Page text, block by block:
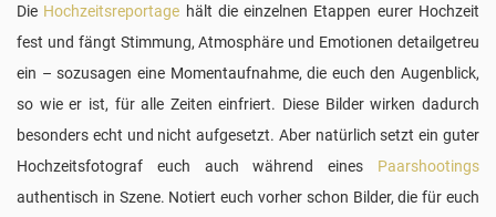
Die Hochzeitsreportage hält die einzelnen Etappen eurer Hochzeit
fest und fängt Stimmung, Atmosphäre und Emotionen detailgetreu
ein – sozusagen eine Momentaufnahme, die euch den Augenblick,
so wie er ist, für alle Zeiten einfriert. Diese Bilder wirken dadurch
besonders echt und nicht aufgesetzt. Aber natürlich setzt ein guter
Hochzeitsfotograf euch auch während eines Paarshootings
authentisch in Szene. Notiert euch vorher schon Bilder, die für euch